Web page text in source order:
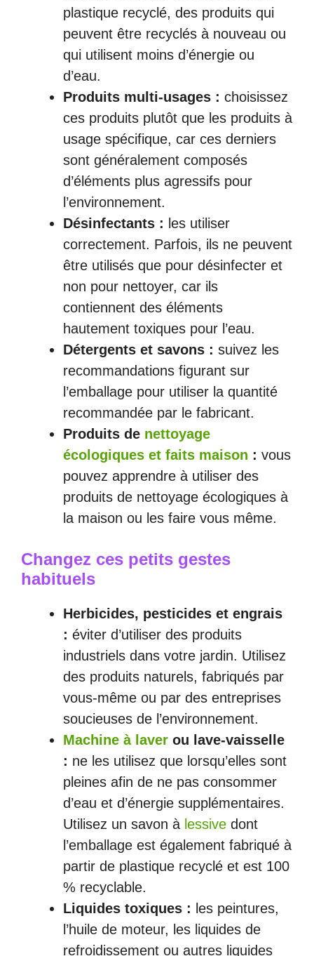
plastique recyclé, des produits qui
peuvent être recyclés à nouveau ou
qui utilisent moins d’énergie ou
d’eau.
Produits multi-usages : choisissez
ces produits plutôt que les produits à
usage spécifique, car ces derniers
sont généralement composés
d’éléments plus agressifs pour
l’environnement.
Désinfectants : les utiliser
correctement. Parfois, ils ne peuvent
être utilisés que pour désinfecter et
non pour nettoyer, car ils
contiennent des éléments
hautement toxiques pour l’eau.
Détergents et savons : suivez les
recommandations figurant sur
l’emballage pour utiliser la quantité
recommandée par le fabricant.
Produits de nettoyage
écologiques et faits maison : vous
pouvez apprendre à utiliser des
produits de nettoyage écologiques à
la maison ou les faire vous même.
Changez ces petits gestes
habituels
Herbicides, pesticides et engrais
: éviter d’utiliser des produits
industriels dans votre jardin. Utilisez
des produits naturels, fabriqués par
vous-même ou par des entreprises
soucieuses de l’environnement.
Machine à laver ou lave-vaisselle
: ne les utilisez que lorsqu’elles sont
pleines afin de ne pas consommer
d’eau et d’énergie supplémentaires.
Utilisez un savon à lessive dont
l’emballage est également fabriqué à
partir de plastique recyclé et est 100
% recyclable.
Liquides toxiques : les peintures,
l’huile de moteur, les liquides de
refroidissement ou autres liquides